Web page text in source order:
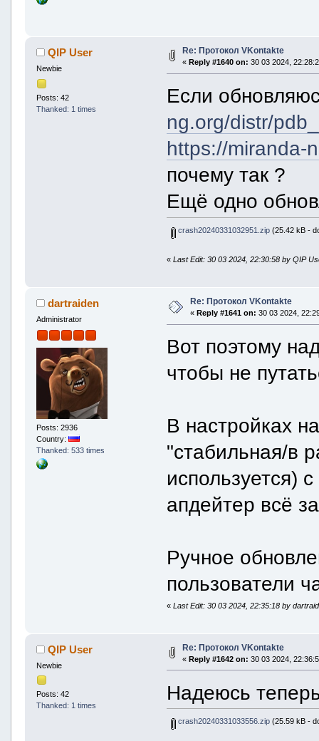
QIP User
Newbie
Posts: 42
Thanked: 1 times
Re: Протокол VKontakte
« Reply #1640 on: 30 03 2024,
Если
ng.org/distr/
https://miranda-
почему так ?
Ещё одно
crash20240331032951.zip(25.42 kB -
«Last Edit: 30 03 2024, 22:30:58 by QIP
dartraiden
Administrator
Posts: 2936
Country:
Thanked: 533 times
Re: Протокол VKontakte
« Reply #1641 on: 30 03 2024,
Вот поэтому
чтобы не
В настройках
"стабильная/в
используется)
апдейтер всё
Ручное
пользователи
«Last Edit: 30 03 2024, 22:35:18 by
QIP User
Newbie
Posts: 42
Thanked: 1 times
Re: Протокол VKontakte
« Reply #1642 on: 30 03 2024,
Надеюсь
crash20240331033556.zip(25.59 kB -